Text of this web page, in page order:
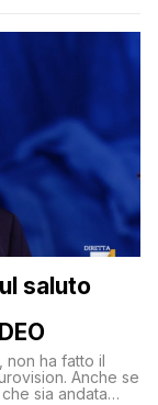
saluto
non ha fatto il
Anche se
sia andata